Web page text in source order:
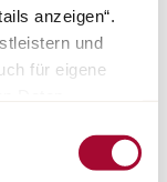
anzeigen“.
und
für eigene
Auswählen